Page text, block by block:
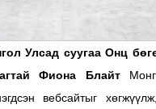
Улсад суугаа Онц
Фиона Блайт
вебсайтыг